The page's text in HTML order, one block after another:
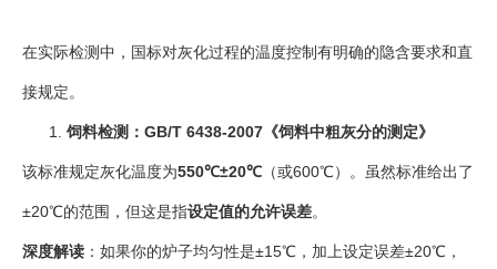
在实际检测中，国标对灰化过程的温度控制有明确的隐含要求和直
接规定。
饲料检测：GB/T 6438-2007《饲料中粗灰分的测定》
该标准规定灰化温度为550℃±20℃ （或600℃）。虽然标准给出了
±20℃的范围，但这是指设定值的允许误差。
深度解读 ：如果你的炉子均匀性是±15℃，加上设定误差±20℃，